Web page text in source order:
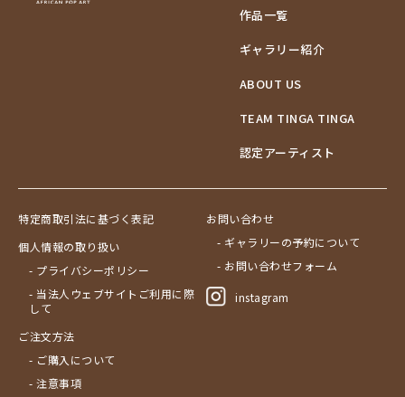
作品一覧
ギャラリー紹介
ABOUT US
TEAM TINGA TINGA
認定アーティスト
特定商取引法に基づく表記
個人情報の取り扱い
- プライバシーポリシー
- 当法人ウェブサイトご利用に際
して
ご注文方法
- ご購入について
- 注意事項
お問い合わせ
- ギャラリーの予約について
- お問い合わせフォーム
instagram